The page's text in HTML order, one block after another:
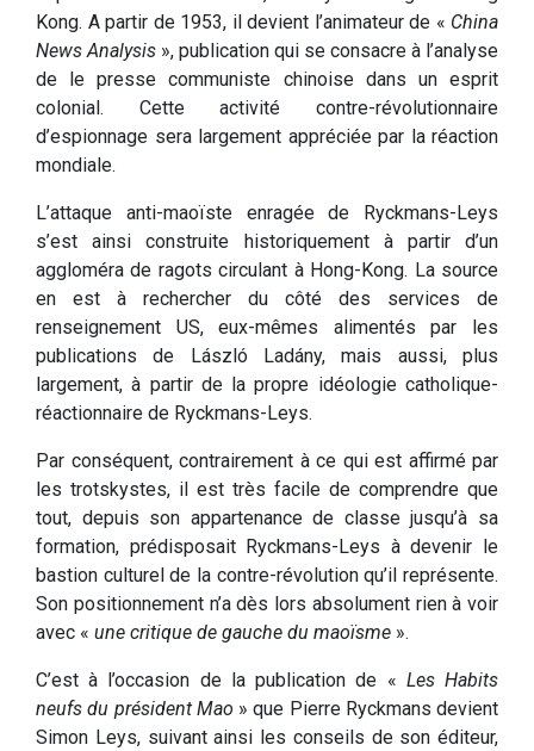
Kong. A partir de 1953, il devient l’animateur de « China
News Analysis », publication qui se consacre à l’analyse
de le presse communiste chinoise dans un esprit
colonial. Cette activité contre-révolutionnaire
d’espionnage sera largement appréciée par la réaction
mondiale.
L’attaque anti-maoïste enragée de Ryckmans-Leys
s’est ainsi construite historiquement à partir d’un
aggloméra de ragots circulant à Hong-Kong. La source
en est à rechercher du côté des services de
renseignement US, eux-mêmes alimentés par les
publications de László Ladány, mais aussi, plus
largement, à partir de la propre idéologie catholique-
réactionnaire de Ryckmans-Leys.
Par conséquent, contrairement à ce qui est affirmé par
les trotskystes, il est très facile de comprendre que
tout, depuis son appartenance de classe jusqu’à sa
formation, prédisposait Ryckmans-Leys à devenir le
bastion culturel de la contre-révolution qu’il représente.
Son positionnement n’a dès lors absolument rien à voir
avec « une critique de gauche du maoïsme ».
C’est à l’occasion de la publication de « Les Habits
neufs du président Mao » que Pierre Ryckmans devient
Simon Leys, suivant ainsi les conseils de son éditeur,